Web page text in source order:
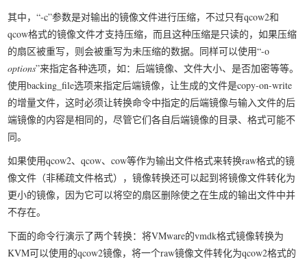
其中，“-c”参数是对输出的镜像文件进行压缩，不过只有qcow2和
qcow格式的镜像文件才支持压缩，而且这种压缩是只读的，如果压缩
的扇区被重写，则会被重写为未压缩的数据。同样可以使用“-o
options”来指定各种选项，如：后端镜像、文件大小、是否加密等等。
使用backing_file选项来指定后端镜像，让生成的文件是copy-on-write
的增量文件，这时必须让转换命令中指定的后端镜像与输入文件的后
端镜像的内容是相同的，尽管它们各自后端镜像的目录、格式可能不
同。
如果使用qcow2、qcow、cow等作为输出文件格式来转换raw格式的镜
像文件（非稀疏文件格式），镜像转换还可以起到将镜像文件转化为
更小的镜像，因为它可以将空的扇区删除使之在生成的输出文件中并
不存在。
下面的命令行演示了两个转换：将VMware的vmdk格式镜像转换为
KVM可以使用的qcow2镜像，将一个raw镜像文件转化为qcow2格式的